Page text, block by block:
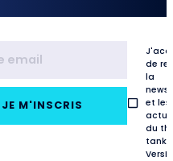
JE M'INSCRIS
de
la
et les
du
tank